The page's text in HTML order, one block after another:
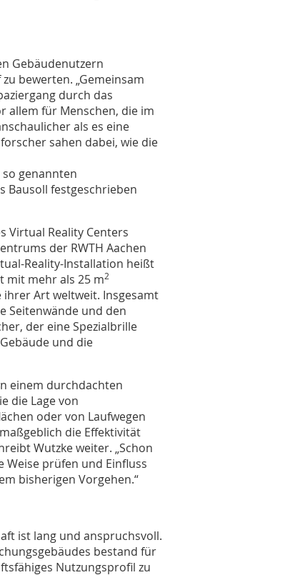
Gebäudenutzern
bewerten. „Gemeinsam
durch das
allem für Menschen, die im
als es eine
sahen dabei, wie die
genannten
Bausoll festgeschrieben
Virtual Reality Centers
der RWTH Aachen
Reality-Installation heißt
mit mehr als 25 m2
Art weltweit. Insgesamt
Seitenwände und den
der eine Spezialbrille
und die
einem durchdachten
die Lage von
oder von Laufwegen
die Effektivität
Wutzke weiter. „Schon
Weise prüfen und Einfluss
bisherigen Vorgehen.“
ist lang und anspruchsvoll.
bestand für
Nutzungsprofil zu